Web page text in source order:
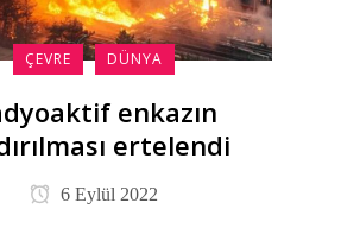
ÇEVRE DÜNYA
enkazın
ertelendi
6 Eylül 2022